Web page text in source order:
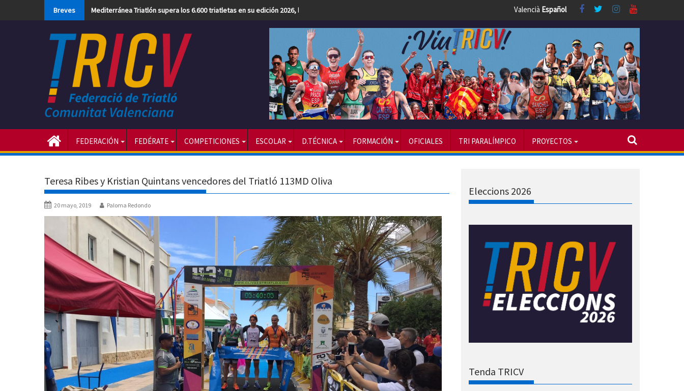
Breves Mediterránea Triatlón supera los 6.600 triatletas en su edición 2026, la más numerosa hasta la fecha Valencià Español
FEDERACIÓN FEDÉRATE COMPETICIONES ESCOLAR D.TÉCNICA FORMACIÓN OFICIALES TRI PARALÍMPICO PROYECTOS
Teresa Ribes y Kristian Quintans vencedores del Triatló 113MD Oliva
20 mayo, 2019 Paloma Redondo
Eleccions 2026
Tenda TRICV